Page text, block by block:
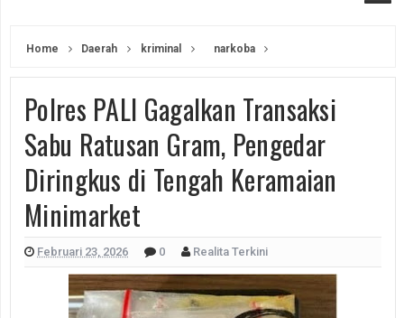
Home Daerah kriminal narkoba
Polres PALI Gagalkan Transaksi
Sabu Ratusan Gram, Pengedar
Diringkus di Tengah Keramaian
Minimarket
Februari 23, 2026 0 Realita Terkini